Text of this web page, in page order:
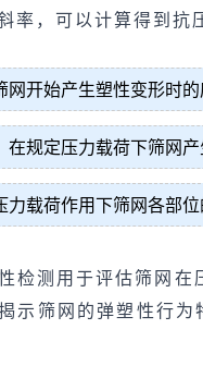
率，可以计算得到抗
网开始产生塑性变形时
在规定压力载荷下筛网
力载荷作用下筛网各部
检测用于评估筛网
示筛网的弹塑性行